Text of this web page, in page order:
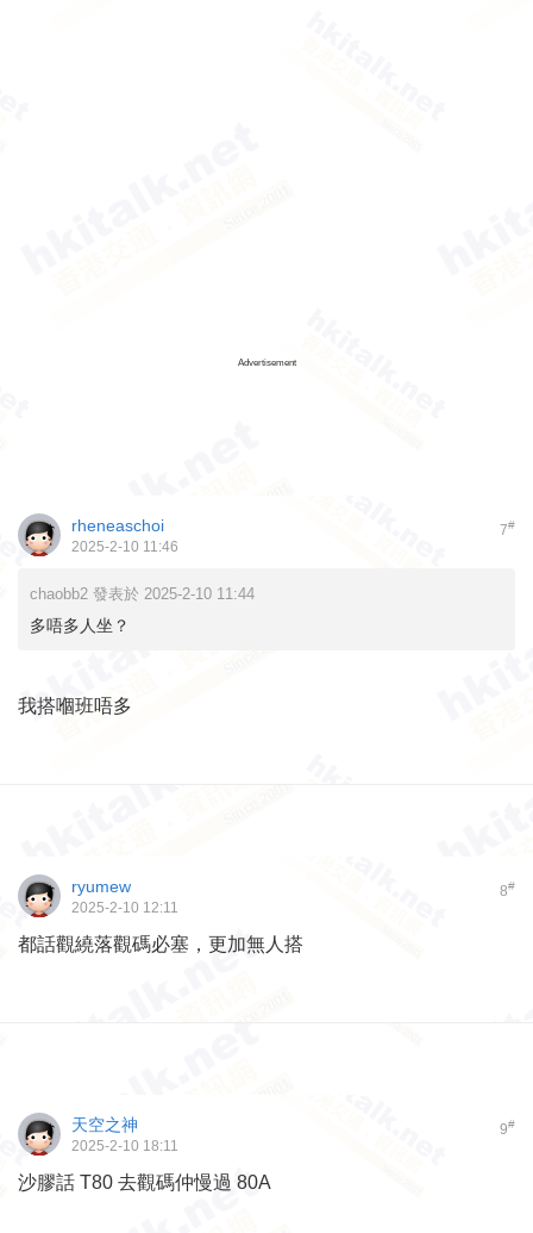
Advertisement
7#
rheneaschoi
2025-2-10 11:46
chaobb2 發表於 2025-2-10 11:44
多唔多人坐？
我搭嗰班唔多
8#
ryumew
2025-2-10 12:11
都話觀繞落觀碼必塞，更加無人搭
9#
天空之神
2025-2-10 18:11
沙膠話 T80 去觀碼仲慢過 80A